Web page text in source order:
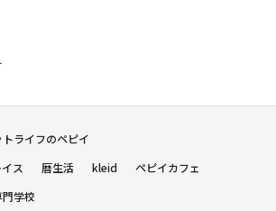
ライフのペピイ
ス
暦生活 kleid
ペピイカフェ
学校